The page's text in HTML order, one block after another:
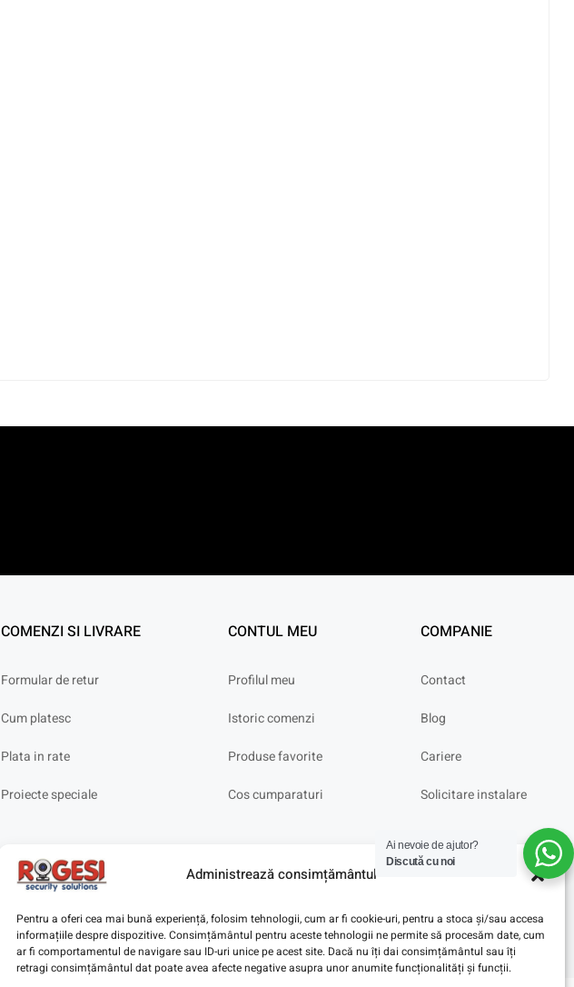
Administrează consimțământul
Pentru a oferi cea mai bună experiență, folosim tehnologii, cum ar fi cookie-uri, pentru a stoca și/sau accesa
informațiile despre dispozitive. Consimțământul pentru aceste tehnologii ne permite să procesăm date, cum
ar fi comportamentul de navigare sau ID-uri unice pe acest site. Dacă nu îți dai consimțământul sau îți
retragi consimțământul dat poate avea afecte negative asupra unor anumite funcționalități și funcții.
COMENZI SI LIVRARE
Formular de retur
Cum platesc
Plata in rate
Proiecte speciale
CONTUL MEU
Profilul meu
Istoric comenzi
Produse favorite
Cos cumparaturi
COMPANIE
Contact
Blog
Cariere
Solicitare instalare
Ai nevoie de ajutor?
Discută cu noi